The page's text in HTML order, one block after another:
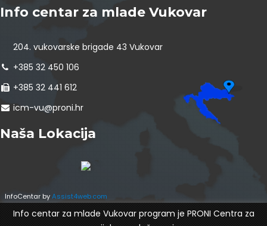
Info centar za mlade Vukovar
204. vukovarske brigade 43 Vukovar
+385 32 450 106
+385 32 441 612
icm-vu@proni.hr
Naša Lokacija
InfoCentar byAssist4web.com
Info centar za mlade Vukovar program je PRONI Centra za